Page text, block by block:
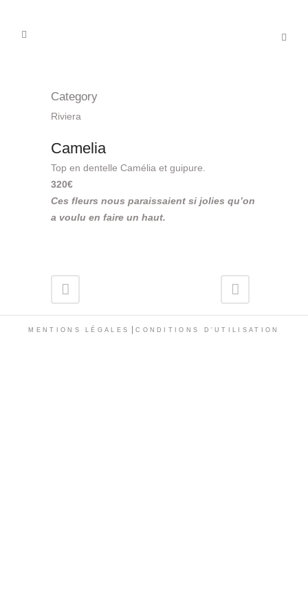
Category
Riviera
Camelia
Top en dentelle Camélia et guipure.
320€
Ces fleurs nous paraissaient si jolies qu’on
a voulu en faire un haut.
MENTIONS LÉGALES |CONDITIONS D'UTILISATION